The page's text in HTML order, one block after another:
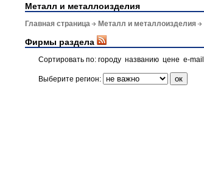
Металл и металлоизделия
Главная страница Металл и металлоизделия
Фирмы раздела
Сортировать по: городу названию цене e-mail
Выберите регион: